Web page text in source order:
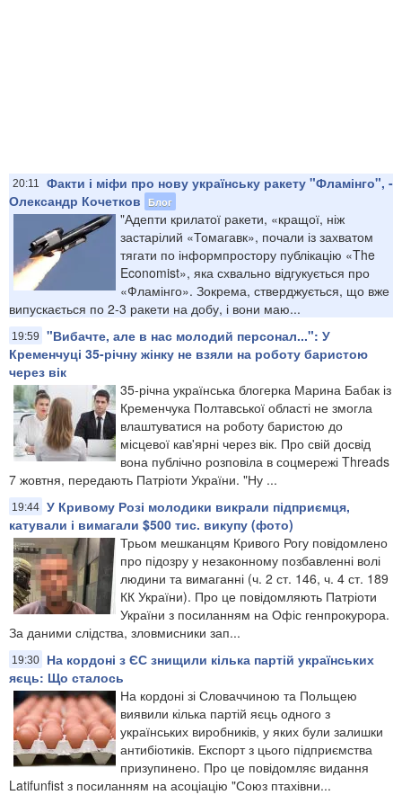
20:11
Факти і міфи про нову українську ракету "Фламінго", -
Олександр Кочетков
Блог
"Адепти крилатої ракети, «кращої, ніж
застарілий «Томагавк», почали із захватом
тягати по інформпростору публікацію «The
Economist», яка схвально відгукується про
«Фламінго». Зокрема, стверджується, що вже
випускається по 2-3 ракети на добу, і вони маю...
19:59
"Вибачте, але в нас молодий персонал...": У
Кременчуці 35-річну жінку не взяли на роботу баристою
через вік
35-річна українська блогерка Марина Бабак із
Кременчука Полтавської області не змогла
влаштуватися на роботу баристою до
місцевої кав'ярні через вік. Про свій досвід
вона публічно розповіла в соцмережі Threads
7 жовтня, передають Патріоти України. "Ну ...
19:44 У Кривому Розі молодики викрали підприємця,
катували і вимагали $500 тис. викупу (фото)
Трьом мешканцям Кривого Рогу повідомлено
про підозру у незаконному позбавленні волі
людини та вимаганні (ч. 2 ст. 146, ч. 4 ст. 189
КК України). Про це повідомляють Патріоти
України з посиланням на Офіс генпрокурора.
За даними слідства, зловмисники зап...
19:30
На кордоні з ЄС знищили кілька партій українських
яєць: Що сталось
На кордоні зі Словаччиною та Польщею
виявили кілька партій яєць одного з
українських виробників, у яких були залишки
антибіотиків. Експорт з цього підприємства
призупинено. Про це повідомляє видання
Latifunfist з посиланням на асоціацію "Союз птахівни...